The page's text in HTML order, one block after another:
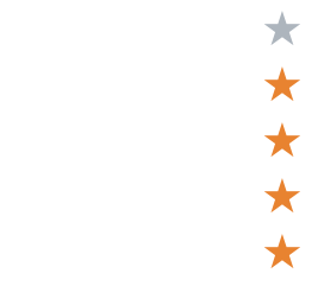
★
★
★
★
★